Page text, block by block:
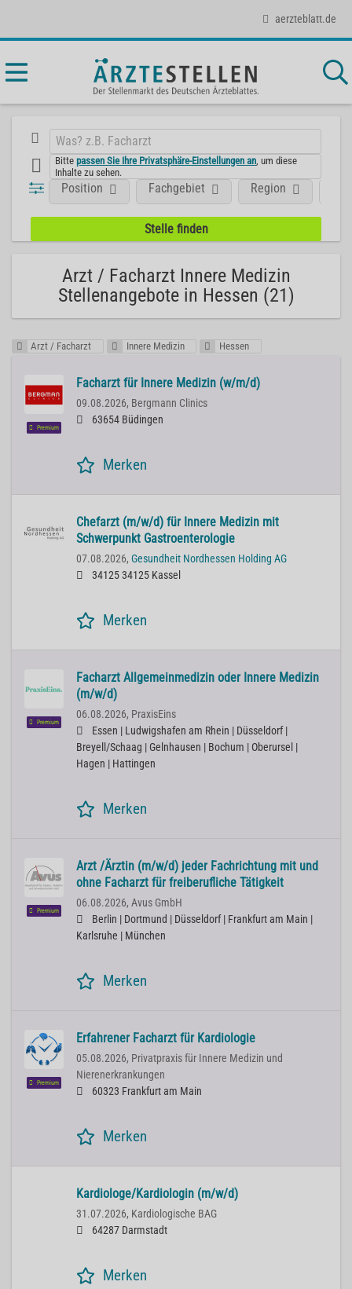
aerzteblatt.de
Bittepassen Sie Ihre Privatsphäre-Einstellungen an , um diese
Inhalte zu sehen.
Position Fachgebiet Region
Arzt / Facharzt Innere Medizin
Stellenangebote in Hessen (21)
Arzt / Facharzt Innere Medizin Hessen
Premium
Facharzt für Innere Medizin (w/m/d)
09.08.2026, Bergmann Clinics
63654 Büdingen
Merken
Chefarzt (m/w/d) für Innere Medizin mit
Schwerpunkt Gastroenterologie
07.08.2026, Gesundheit Nordhessen Holding AG
34125 34125 Kassel
Merken
Premium
Facharzt Allgemeinmedizin oder Innere Medizin
(m/w/d)
06.08.2026, PraxisEins
Essen | Ludwigshafen am Rhein | Düsseldorf |
Breyell/Schaag | Gelnhausen | Bochum | Oberursel |
Hagen | Hattingen
Merken
Premium
Arzt /Ärztin (m/w/d) jeder Fachrichtung mit und
ohne Facharzt für freiberufliche Tätigkeit
06.08.2026, Avus GmbH
Berlin | Dortmund | Düsseldorf | Frankfurt am Main |
Karlsruhe | München
Merken
Premium
Erfahrener Facharzt für Kardiologie
05.08.2026, Privatpraxis für Innere Medizin und
Nierenerkrankungen
60323 Frankfurt am Main
Merken
Kardiologe/Kardiologin (m/w/d)
31.07.2026, Kardiologische BAG
64287 Darmstadt
Merken